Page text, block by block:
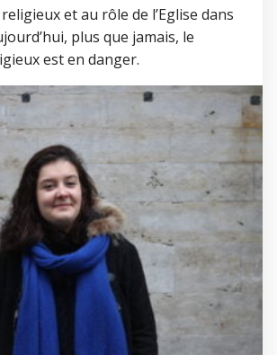
et au rôle de l’Eglise dans
plus que jamais, le
est en danger.